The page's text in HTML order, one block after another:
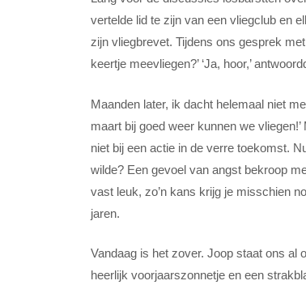
vertelde lid te zijn van een vliegclub en
zijn vliegbrevet. Tijdens ons gesprek
keertje meevliegen?’ ‘Ja, hoor,’
Maanden later, ik dacht helemaal niet
maart bij goed weer kunnen we
niet bij een actie in de verre toekomst.
wilde? Een gevoel van angst bekroop
vast leuk, zo’n kans krijg je misschien
jaren.
Vandaag is het zover. Joop staat ons al
heerlijk voorjaarszonnetje en een